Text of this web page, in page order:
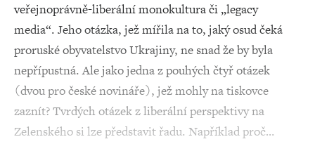
veřejnoprávně-liberální monokultura či „legacy
media“. Jeho otázka, jež mířila na to, jaký osud čeká
proruské obyvatelstvo Ukrajiny, ne snad že by byla
nepřípustná. Ale jako jedna z pouhých čtyř otázek
(dvou pro české novináře), jež mohly na tiskovce
zaznít? Tvrdých otázek z liberální perspektivy na
Zelenského si lze představit řadu. Například proč…